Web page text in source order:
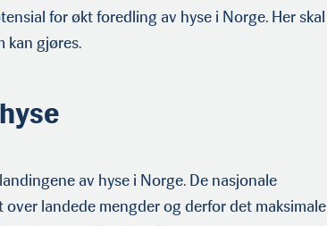
for økt foredling av hyse i Norge. Her skal
kan gjøres.
av hyse i Norge. De nasjo­nale
landede mengder og derfor det maksimale